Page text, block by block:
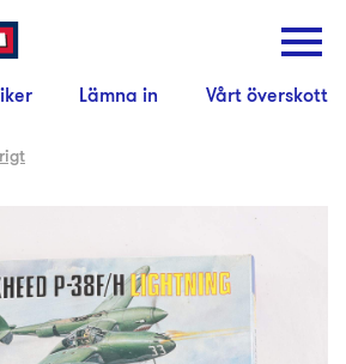
Lämna in Vårt överskott